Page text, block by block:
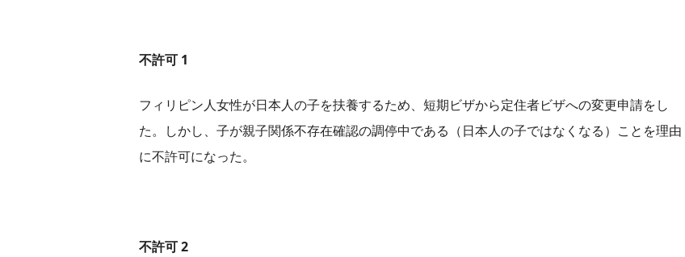
不許可 1
フィリピン人女性が日本人の子を扶養するため、短期ビザから定住者ビザへの変更申請をし
た。しかし、子が親子関係不存在確認の調停中である（日本人の子ではなくなる）ことを理由
に不許可になった。
不許可 2